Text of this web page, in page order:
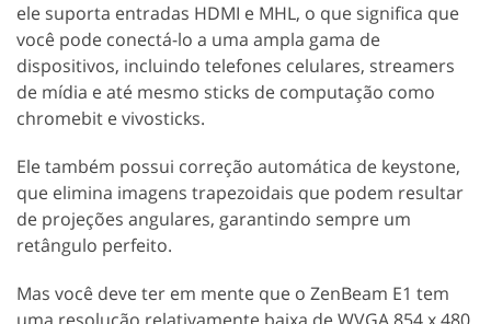
ele suporta entradas HDMI e MHL, o que significa que
você pode conectá-lo a uma ampla gama de
dispositivos, incluindo telefones celulares, streamers
de mídia e até mesmo sticks de computação como
chromebit e vivosticks.
Ele também possui correção automática de keystone,
que elimina imagens trapezoidais que podem resultar
de projeções angulares, garantindo sempre um
retângulo perfeito.
Mas você deve ter em mente que o ZenBeam E1 tem